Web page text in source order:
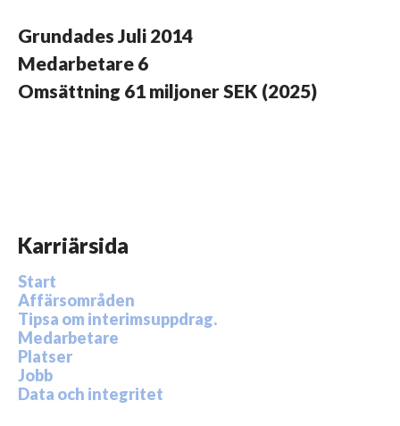
Grundades Juli 2014
Medarbetare 6
Omsättning 61 miljoner SEK (2025)
Karriärsida
Start
Affärsområden
Tipsa om interimsuppdrag.
Medarbetare
Platser
Jobb
Data och integritet